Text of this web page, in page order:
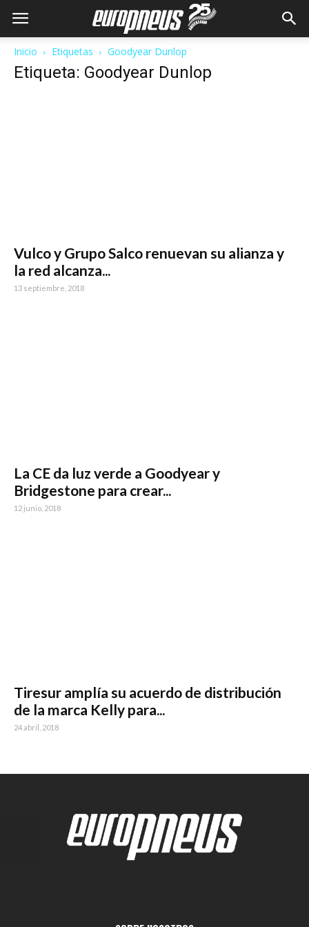
Inicio Etiquetas Goodyear Dunlop
Etiqueta: Goodyear Dunlop
Vulco y Grupo Salco renuevan su alianza y
la red alcanza...
13 septiembre, 2018
La CE da luz verde a Goodyear y
Bridgestone para crear...
12 junio, 2018
Tiresur amplía su acuerdo de distribución
de la marca Kelly para...
24 abril, 2018